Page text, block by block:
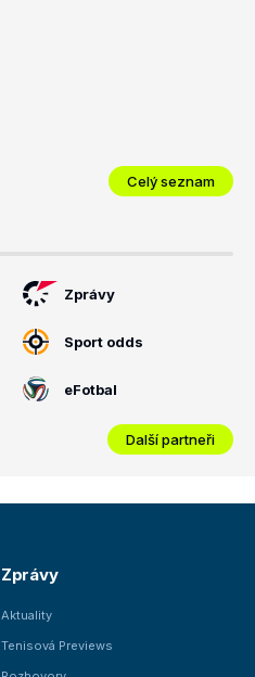
Celý seznam
Zprávy
Sport odds
eFotbal
Další partneři
Zprávy
Aktuality
Tenisová Previews